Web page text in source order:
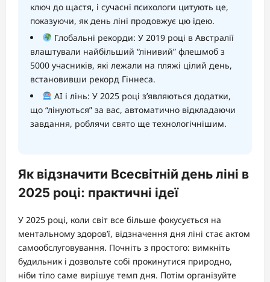
ключ до щастя, і сучасні психологи цитують це,
показуючи, як день ліні продовжує цю ідею.
Глобальні рекорди: У 2019 році в Австралії
влаштували найбільший “лінивий” флешмоб з
5000 учасників, які лежали на пляжі цілий день,
встановивши рекорд Гіннеса.
AI і лінь: У 2025 році з’являються додатки,
що “лінуються” за вас, автоматично відкладаючи
завдання, роблячи свято ще технологічнішим.
Як відзначити Всесвітній день ліні в
2025 році: практичні ідеї
У 2025 році, коли світ все більше фокусується на
ментальному здоров’ї, відзначення дня ліні стає актом
самообслуговування. Почніть з простого: вимкніть
будильник і дозвольте собі прокинутися природно,
ніби тіло саме вирішує темп дня. Потім організуйте